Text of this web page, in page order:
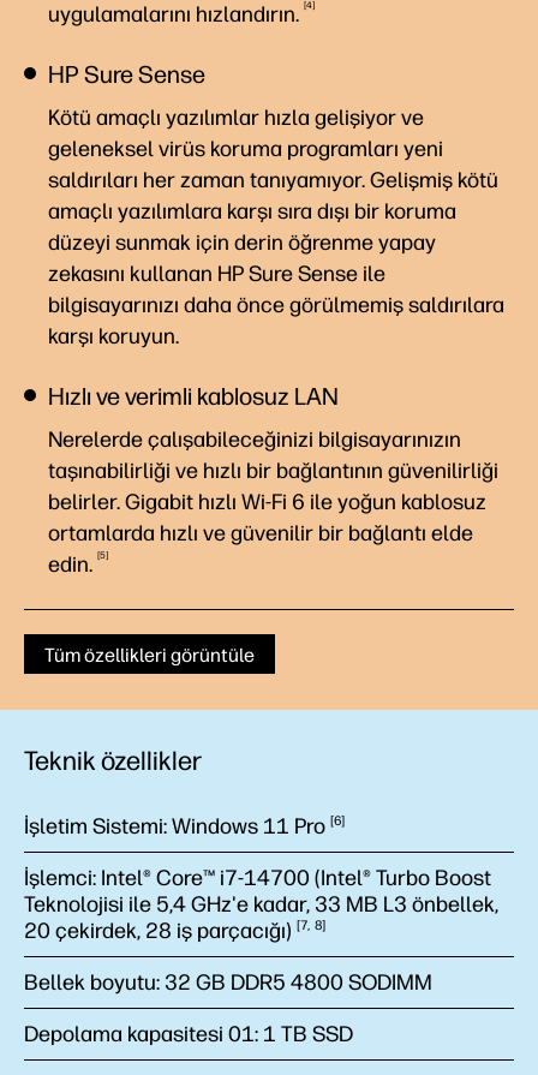
uygulamalarını hızlandırın. 4
HP Sure Sense
Kötü amaçlı yazılımlar hızla gelişiyor ve
geleneksel virüs koruma programları yeni
saldırıları her zaman tanıyamıyor. Gelişmiş kötü
amaçlı yazılımlara karşı sıra dışı bir koruma
düzeyi sunmak için derin öğrenme yapay
zekasını kullanan HP Sure Sense ile
bilgisayarınızı daha önce görülmemiş saldırılara
karşı koruyun.
Hızlı ve verimli kablosuz LAN
Nerelerde çalışabileceğinizi bilgisayarınızın
taşınabilirliği ve hızlı bir bağlantının güvenilirliği
belirler. Gigabit hızlı Wi-Fi 6 ile yoğun kablosuz
ortamlarda hızlı ve güvenilir bir bağlantı elde
edin. 5
Tüm özellikleri görüntüle
Teknik özellikler
İşletim Sistemi:Windows 11 Pro 6
İşlemci: Intel® Core™ i7-14700 (Intel® Turbo Boost
Teknolojisi ile 5,4 GHz'e kadar, 33 MB L3 önbellek,
20 çekirdek, 28 iş parçacığı) 7 8
Bellek boyutu: 32 GB DDR5 4800 SODIMM
Depolama kapasitesi 01: 1 TB SSD